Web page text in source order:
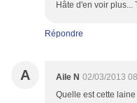
Hâte d'en voir plus...
Répondre
A Aile N 02/03/2013
Quelle est cette